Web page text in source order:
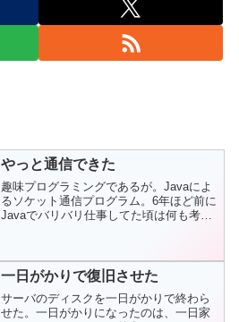
やっと通信できた
趣味プログラミングであるが。Javaによ
るソケット通信プログラム。6年ほど前に
Javaでバリバリ仕事してた頃は何も考え
し、Javaの通信は、ファイルI/Oもそうな
のだが、...
一日がかりで復旧させた
サーバのディスクを一日がかりで終わら
せた。一日がかりになったのは、一日家